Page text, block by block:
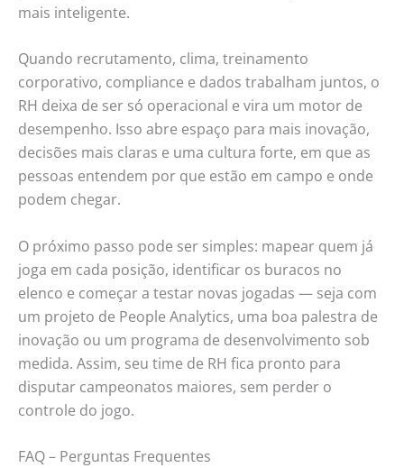
mais inteligente.
Quando recrutamento, clima, treinamento
corporativo, compliance e dados trabalham juntos, o
RH deixa de ser só operacional e vira um motor de
desempenho. Isso abre espaço para mais inovação,
decisões mais claras e uma cultura forte, em que as
pessoas entendem por que estão em campo e onde
podem chegar.
O próximo passo pode ser simples: mapear quem já
joga em cada posição, identificar os buracos no
elenco e começar a testar novas jogadas — seja com
um projeto de People Analytics, uma boa palestra de
inovação ou um programa de desenvolvimento sob
medida. Assim, seu time de RH fica pronto para
disputar campeonatos maiores, sem perder o
controle do jogo.
FAQ – Perguntas Frequentes